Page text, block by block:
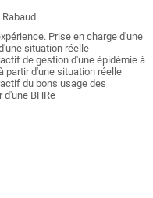
Prise en charge d'une
situation réelle
de gestion d'une épidémie à
partir d'une situation réelle
du bons usage des
d'une BHRe